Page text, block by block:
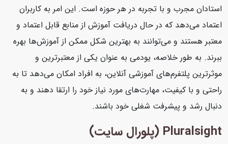
استادان مجرب و با تجربه در هر حوزه است. این امر به کاربران
اعتماد می‌دهد که در حال دریافت آموزش از منابع قابل اعتماد و
معتبر هستند و می‌توانند به بهترین شکل ممکن از آموزش‌ها بهره
ببرند. به طور خلاصه، یودمی به عنوان یکی از معتبرترین و
موثرترین پلتفرم‌های آموزشی آنلاین، به افراد امکان می‌دهد تا به
راحتی و با کیفیت، مهارت‌های مورد نیاز خود را ارتقا دهند و به
دنبال رشد و پیشرفت شغلی خود باشند.
Pluralsight (پلورال سایت)